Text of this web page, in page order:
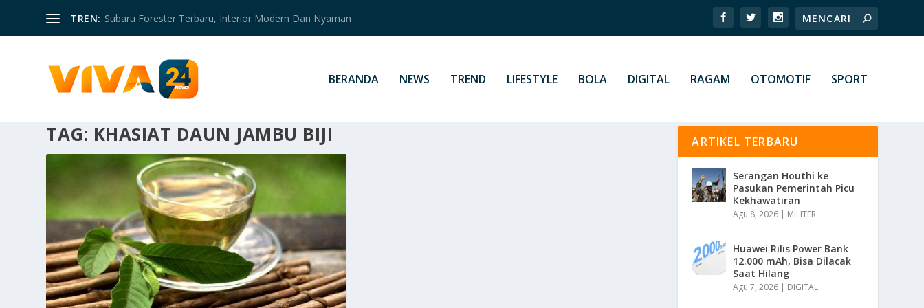
TREN: Subaru Forester Terbaru, Interior Modern Dan Nyaman
BERANDA NEWS TREND LIFESTYLE BOLA DIGITAL RAGAM OTOMOTIF SPORT
TAG: KHASIAT DAUN JAMBU BIJI ARTIKEL TERBARU
Serangan Houthi ke
Pasukan Pemerintah Picu
Kekhawatiran
Agu 8, 2026 | MILITER
Huawei Rilis Power Bank
12.000 mAh, Bisa Dilacak
Saat Hilang
Agu 7, 2026 | DIGITAL